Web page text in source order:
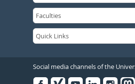
Social media channels of the